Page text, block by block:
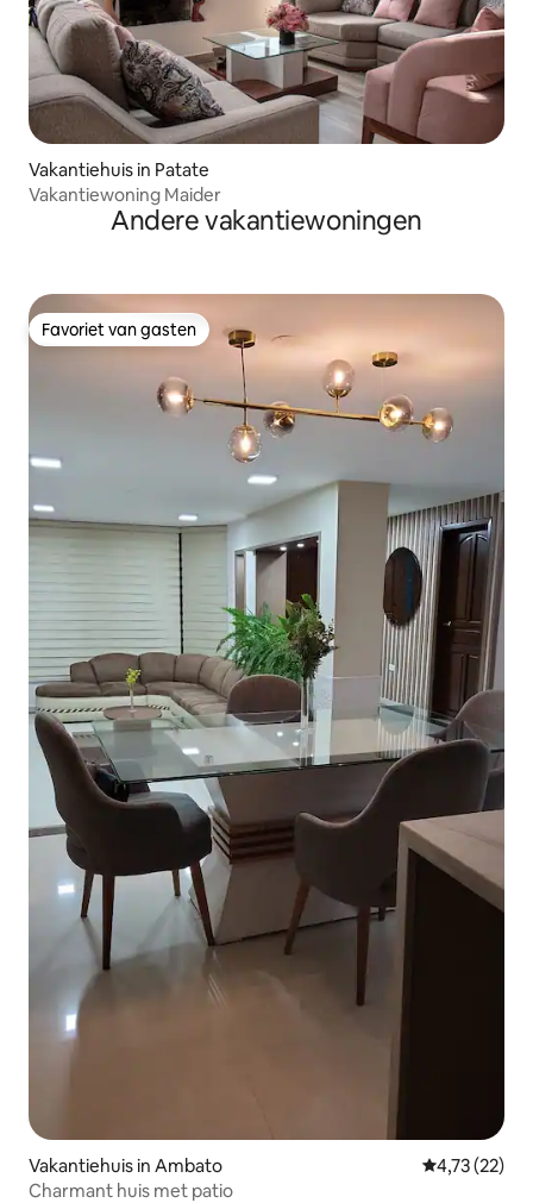
Vakantiehuis in Patate
Vakantiewoning Maider
Andere vakantiewoningen
Favoriet van gasten
Favoriet van gasten
Vakantiehuis in Ambato Gemiddelde
4,73 (22)
Charmant huis met patio